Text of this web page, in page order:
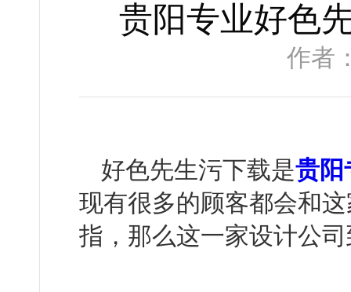
贵阳专业好色先
作者
好色先生污下载是贵阳
现有很多的顾客都会和这
指，那么这一家设计公